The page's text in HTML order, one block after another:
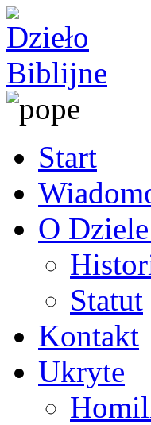
Start
O
Statut
Kontakt
Ukryte